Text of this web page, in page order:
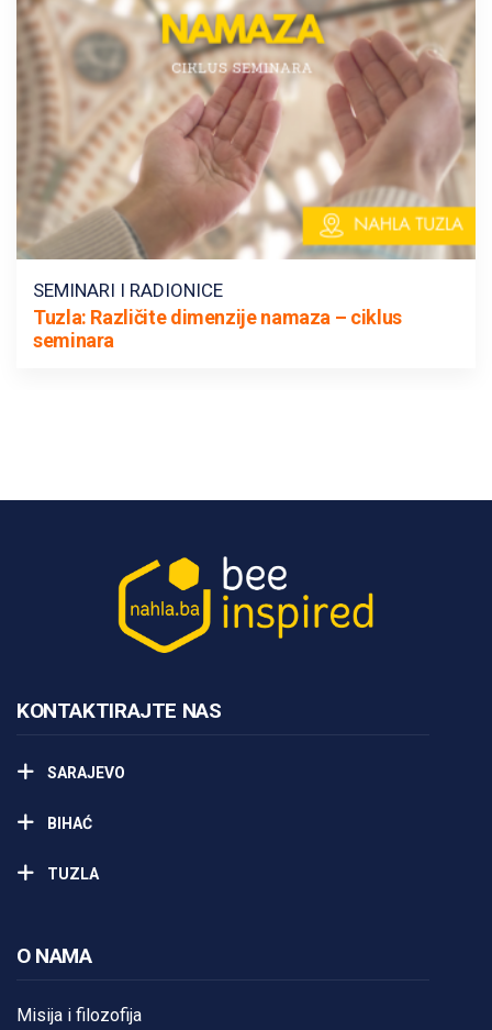
SEMINARI I RADIONICE
Tuzla: Različite dimenzije namaza – ciklus
seminara
KONTAKTIRAJTE NAS
SARAJEVO
BIHAĆ
TUZLA
O NAMA
Misija i filozofija